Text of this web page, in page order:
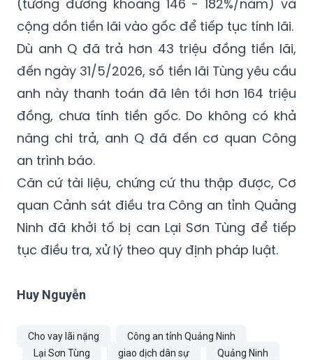
Dù anh Q đã trả hơn 43 triệu đồng tiền lãi,
đến ngày 31/5/2026, số tiền lãi Tùng yêu cầu
anh này thanh toán đã lên tới hơn 164 triệu
đồng, chưa tính tiền gốc. Do không có khả
năng chi trả, anh Q đã đến cơ quan Công
an trình báo.
Căn cứ tài liệu, chứng cứ thu thập được, Cơ
quan Cảnh sát điều tra Công an tỉnh Quảng
Ninh đã khởi tố bị can Lại Sơn Tùng để tiếp
tục điều tra, xử lý theo quy định pháp luật.
Huy Nguyễn
Cho vay lãi nặng